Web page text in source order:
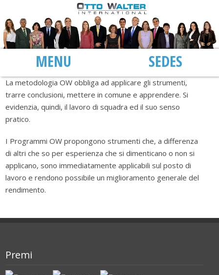
MENU SEDI
La metodologia OW obbliga ad applicare gli strumenti,
trarre conclusioni, mettere in comune e apprendere. Si
evidenzia, quindi, il lavoro di squadra ed il suo senso
pratico.
I Programmi OW propongono strumenti che, a differenza
di altri che so per esperienza che si dimenticano o non si
applicano, sono immediatamente applicabili sul posto di
lavoro e rendono possibile un miglioramento generale del
rendimento.
Premi